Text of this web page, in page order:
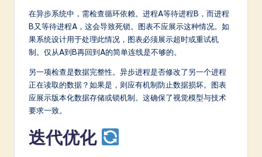
在异步系统中，需检查循环依赖。进程A等待进程B，而进程
B又等待进程A，这会导致死锁。图表不应展示这种情况。如
果系统设计用于处理此情况，图表必须展示超时或重试机
制。仅从A到B再回到A的简单连线是不够的。
另一项检查是数据完整性。异步进程是否修改了另一个进程
正在读取的数据？如果是，则应有机制防止数据损坏。图表
应展示版本化数据存储或锁机制。这确保了视觉模型与技术
要求一致。
迭代优化